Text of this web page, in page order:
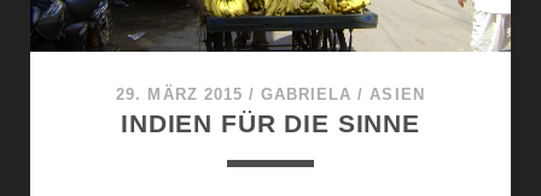
29. MÄRZ 2015 / GABRIELA /ASIEN
INDIEN FÜR DIE SINNE